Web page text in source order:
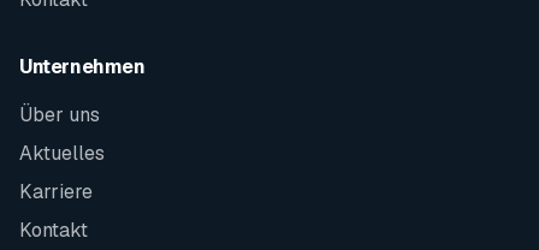
Unternehmen
Über uns
Aktuelles
Karriere
Kontakt